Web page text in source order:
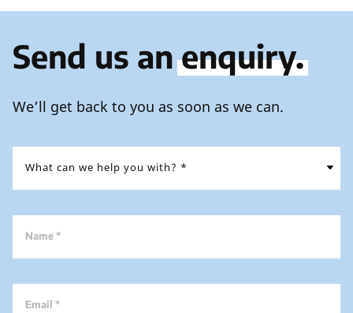
Send us anenquiry.
We’ll get back to you as soon as we can.
Name *
Email *